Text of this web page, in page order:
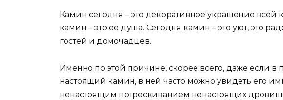
Камин сегодня – это декоративное украшение всей
камин – это её душа. Сегодня камин – это уют, это
гостей и домочадцев.
Именно по этой причине, скорее всего, даже если
настоящий камин, в ней часто можно увидеть его
ненастоящим потрескиванием ненастоящих